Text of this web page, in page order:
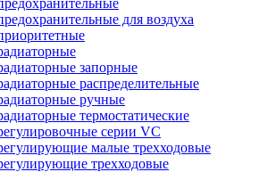
для воздуха
запорные
распределительные
ручные
термостатические
серии VC
малые трехходовые
трехходовые